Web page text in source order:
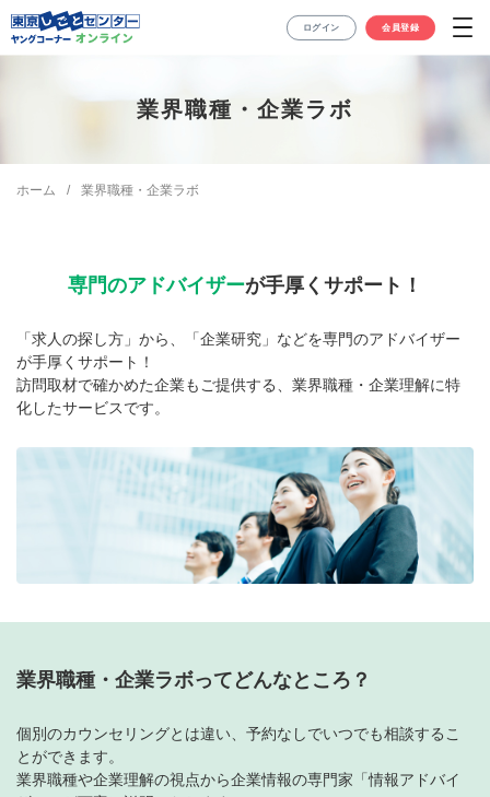
東京しごとセンター ヤングコーナー
スペシャルサイト
初めての方へ
オンラインカウンセリング
初回カウンセリング
業界職種・企業ラボ
ワンポイント個別セミナー
限定動画セミナー
お知らせ
ご利用ガイド
利用規約
よくあるご質問
Webexのインストール
プライバシーポリシー
お問い合わせ
03-5211-6351
受付時間：平日9:00〜20:00、土曜9:00〜17:00
ログイン 会員登録
業界職種・企業ラボ
ホーム 業界職種・企業ラボ
専門のアドバイザーが手厚くサポート！
「求人の探し方」から、「企業研究」などを専門のアドバイザー
が手厚くサポート！
訪問取材で確かめた企業もご提供する、業界職種・企業理解に特
化したサービスです。
業界職種・企業ラボってどんなところ？
個別のカウンセリングとは違い、予約なしでいつでも相談するこ
とができます。
業界職種や企業理解の視点から企業情報の専門家「情報アドバイ